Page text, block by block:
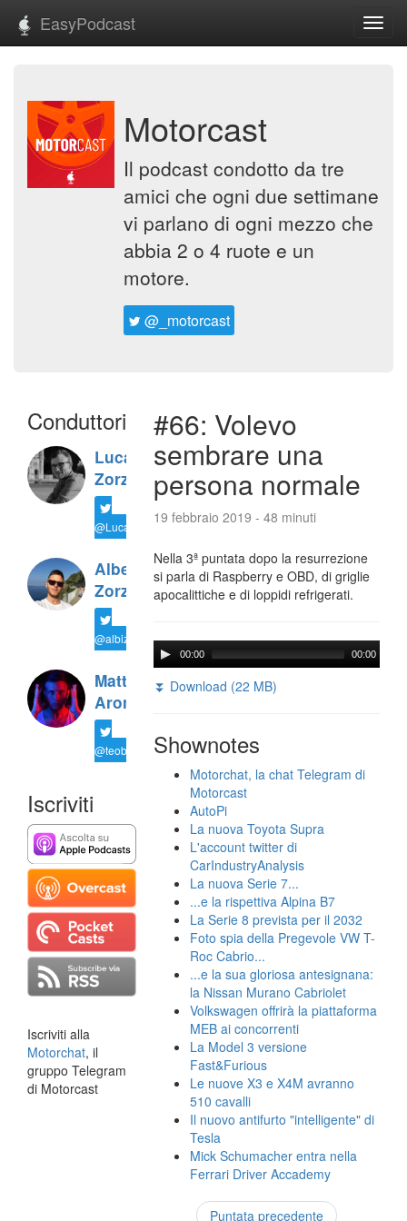
EasyPodcast
Motorcast
Il podcast condotto da tre
amici che ogni due settimane
vi parlano di ogni mezzo che
abbia 2 o 4 ruote e un
motore.
@_motorcast
Conduttori
Luca
Zorzi
@LucaTNT
Alberto
Zorzi
@albiz94
Matteo
Arone
@teobiondo91
Iscriviti
Iscriviti alla
Motorchat, il
gruppo Telegram
di Motorcast
#66: Volevo
sembrare una
persona normale
19 febbraio 2019 - 48 minuti
Nella 3ª puntata dopo la resurrezione
si parla di Raspberry e OBD, di griglie
apocalittiche e di loppidi refrigerati.
00:00 00:00
⏬ Download (22 MB)
Shownotes
Motorchat, la chat Telegram di
Motorcast
AutoPi
La nuova Toyota Supra
L'account twitter di
CarIndustryAnalysis
La nuova Serie 7...
...e la rispettiva Alpina B7
La Serie 8 prevista per il 2032
Foto spia della Pregevole VW T-
Roc Cabrio...
...e la sua gloriosa antesignana:
la Nissan Murano Cabriolet
Volkswagen offrirà la piattaforma
MEB ai concorrenti
La Model 3 versione
Fast&Furious
Le nuove X3 e X4M avranno
510 cavalli
Il nuovo antifurto "intelligente" di
Tesla
Mick Schumacher entra nella
Ferrari Driver Accademy
Puntata precedente